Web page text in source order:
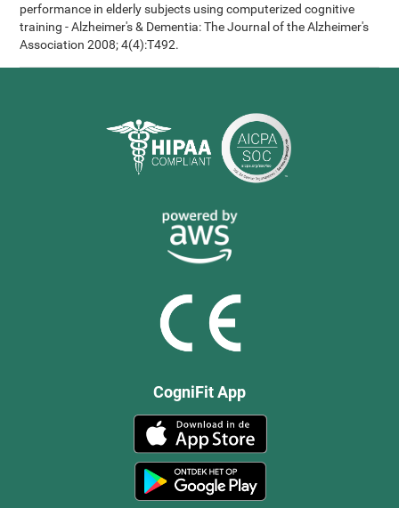
performance in elderly subjects using computerized cognitive
training - Alzheimer's & Dementia: The Journal of the Alzheimer's
Association 2008; 4(4):T492.
CogniFit App